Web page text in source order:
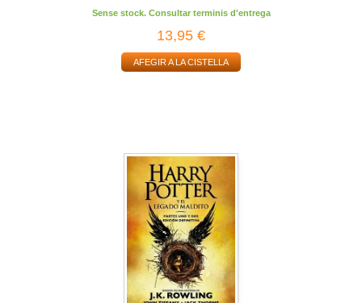
Sense stock. Consultar terminis d'entrega
13,95 €
AFEGIR A LA CISTELLA